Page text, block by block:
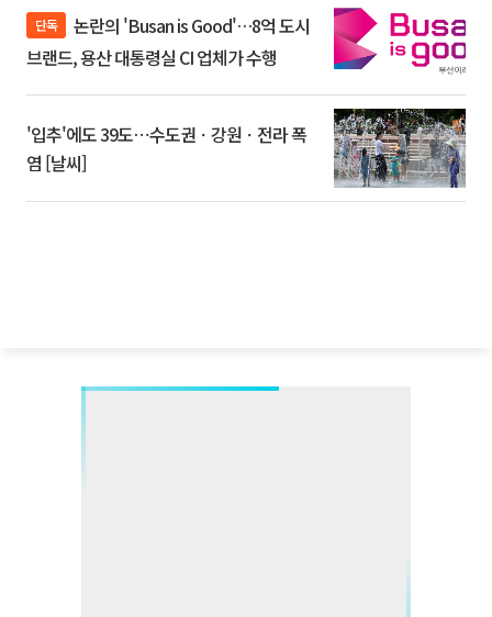
단독
브랜드, 용산 대통령실 CI 업체가 수행
'입추'에도 39도⋯수도권ㆍ강원ㆍ전라 폭
염 [날씨]